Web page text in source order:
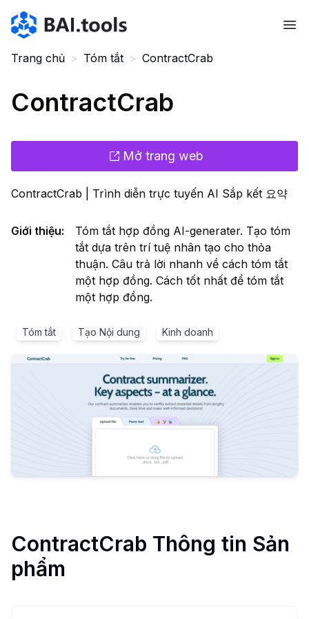
Bai.tools
Trang chủ > Tóm tắt > ContractCrab
ContractCrab
Mở trang web
ContractCrab | Trình diễn trực tuyến AI Sắp kết 요약
Giới thiệu:
Tóm tắt hợp đồng AI-generater. Tạo tóm
tắt dựa trên trí tuệ nhân tạo cho thỏa
thuận. Câu trả lời nhanh về cách tóm tắt
một hợp đồng. Cách tốt nhất để tóm tắt
một hợp đồng.
Tóm tắt Tạo Nội dung Kinh doanh
ContractCrab Thông tin Sản
phẩm